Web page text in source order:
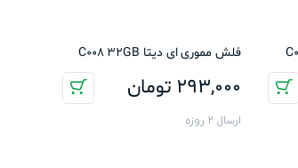
فلش مموری ای دیتا C008 32GB
293,000 تومان
ارسال 2 روزه